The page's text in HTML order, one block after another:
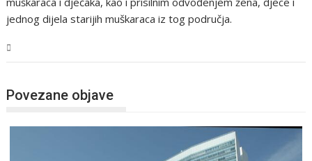
jednog dijela starijih muškaraca iz tog područja.
Povezane objave